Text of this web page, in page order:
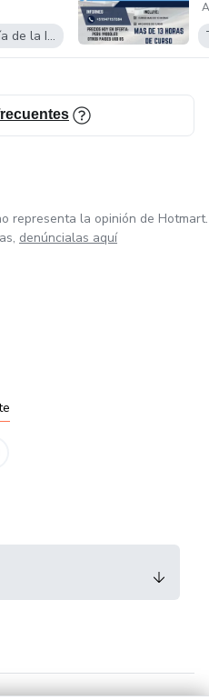
Tecnología de la Información
representa la opinión de Hotmart.
denúncialas aquí